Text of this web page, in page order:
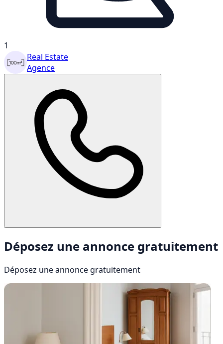
1
Real Estate
Agence
Déposez une annonce gratuitement
Déposez une annonce gratuitement